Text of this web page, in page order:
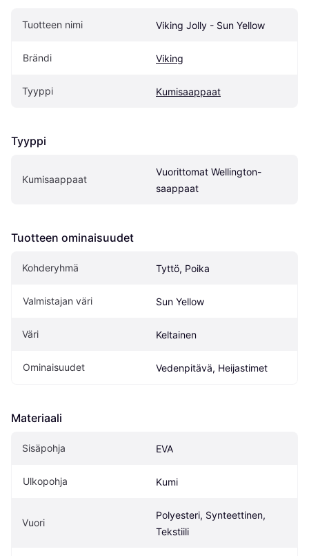
Tuotteen nimi Viking Jolly - Sun Yellow
Brändi Viking
Tyyppi Kumisaappaat
Tyyppi
Kumisaappaat
Vuorittomat Wellington-
saappaat
Tuotteen ominaisuudet
Kohderyhmä Tyttö, Poika
Valmistajan väri Sun Yellow
Väri Keltainen
Ominaisuudet Vedenpitävä, Heijastimet
Materiaali
Sisäpohja EVA
Ulkopohja Kumi
Vuori
Polyesteri, Synteettinen,
Tekstiili